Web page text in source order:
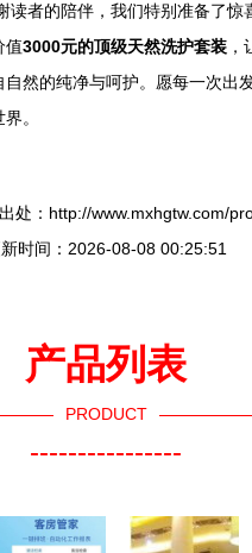
读者的陪伴，我们特别准备了惊
值3000元的顶级天然洗护套装
自然的纯净与呵护。愿每一次出
。
处：http://www.mxhgtw.com/
时间：2026-08-08 00:25:51
产品列表
PRODUCT
----------------